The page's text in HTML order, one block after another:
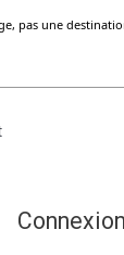
pas une
Connexion